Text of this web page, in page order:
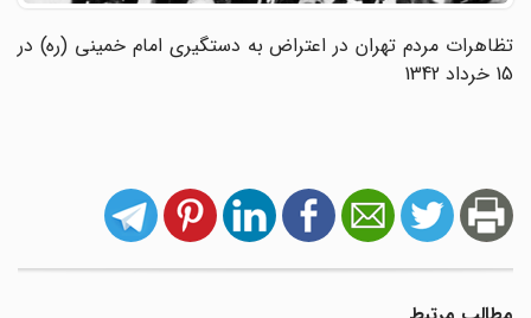
تظاهرات مردم تهران در اعتراض به دستگیری امام خمینی (ره) در